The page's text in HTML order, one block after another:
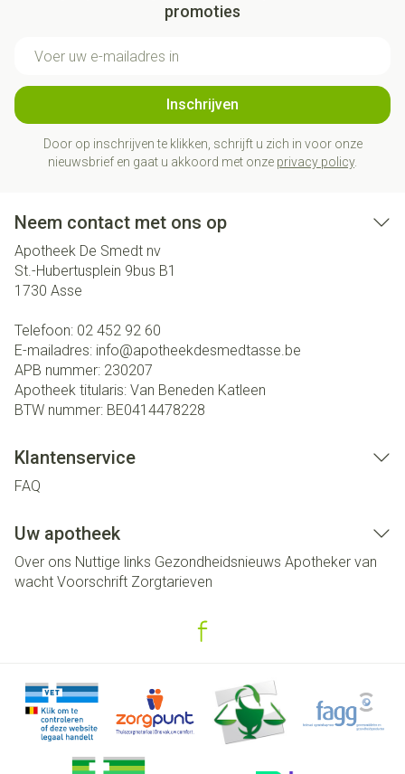
promoties
Inschrijven
Door op inschrijven te klikken, schrijft u zich in voor onze
nieuwsbrief en gaat u akkoord met onze privacy policy.
Neem contact met ons op
Apotheek De Smedt nv
St.-Hubertusplein 9bus B1
1730 Asse
Telefoon: 02 452 92 60
E-mailadres: info@apotheekdesmedtasse.be
APB nummer: 230207
Apotheek titularis: Van Beneden Katleen
BTW nummer: BE0414478228
Klantenservice
FAQ
Uw apotheek
Over ons Nuttige links Gezondheidsnieuws Apotheker van
wacht Voorschrift Zorgtarieven